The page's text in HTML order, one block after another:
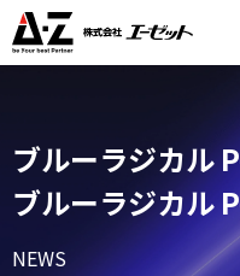
ブルーラジカル
ブルーラジカル
NEWS